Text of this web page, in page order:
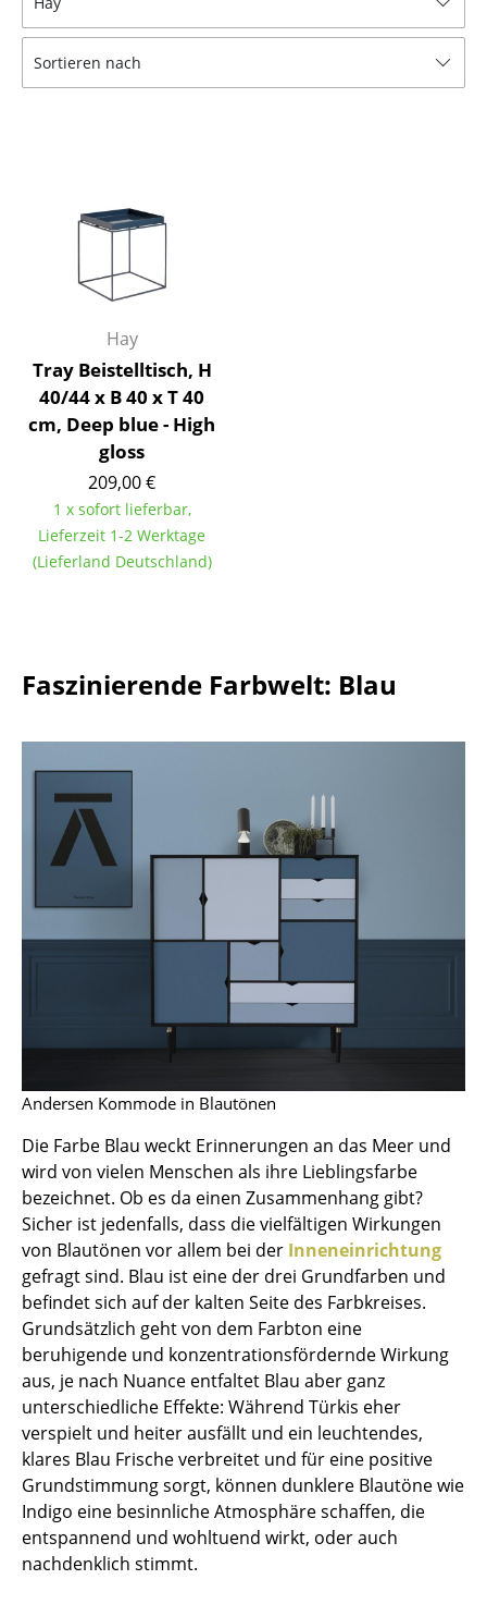
Hocker
Bänke & Liegen
Kinderstühle
Bürodrehstühle
Konferenzstühle
Bürosessel
Einzelteile
... alle Sitzmöbel
Tische
Esstische
Schreibtische
Konferenztische
Stehtische & Stehpulte
Kindertische
Gartentische
Aufbewahren
Regale & Schränke
Bücherregale
Wandregale
Sideboards & Kommoden
TV Möbel
Beistell- & Rollcontainer
Barmöbel
Garderoben
Kleinaufbewahrung
Einzelteile
... alle Aufbewahrungsmöbel
Sortieren nach
Hay
Tray Beistelltisch, H
40/44 x B 40 x T 40
cm, Deep blue - High
gloss
209,00 €
1 x sofort lieferbar,
Lieferzeit 1-2 Werktage
(Lieferland Deutschland)
Faszinierende Farbwelt: Blau
Andersen Kommode in Blautönen
Die Farbe Blau weckt Erinnerungen an das Meer und
wird von vielen Menschen als ihre Lieblingsfarbe
bezeichnet. Ob es da einen Zusammenhang gibt?
Sicher ist jedenfalls, dass die vielfältigen Wirkungen
von Blautönen vor allem bei der Inneneinrichtung
gefragt sind. Blau ist eine der drei Grundfarben und
befindet sich auf der kalten Seite des Farbkreises.
Grundsätzlich geht von dem Farbton eine
beruhigende und konzentrationsfördernde Wirkung
aus, je nach Nuance entfaltet Blau aber ganz
unterschiedliche Effekte: Während Türkis eher
verspielt und heiter ausfällt und ein leuchtendes,
klares Blau Frische verbreitet und für eine positive
Grundstimmung sorgt, können dunklere Blautöne wie
Indigo eine besinnliche Atmosphäre schaffen, die
entspannend und wohltuend wirkt, oder auch
nachdenklich stimmt.